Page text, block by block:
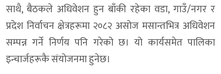
साथै, बैठकले अधिवेशन हुन बाँकी रहेका वडा, गाउँ/नगर र
प्रदेश निर्वाचन क्षेत्रहरूमा २०८२ असोज मसान्तभित्र अधिवेशन
सम्पन्न गर्ने निर्णय पनि गरेको छ। यो कार्यसमेत पालिका
इन्चार्जहरूकै संयोजनमा हुनेछ।